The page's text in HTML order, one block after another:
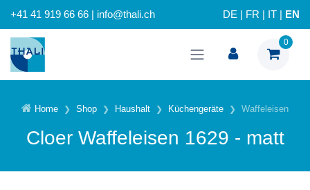
+41 41 919 66 66 | info@thali.ch DE FR IT EN
0
Home Shop Haushalt Küchengeräte Waffeleisen
Cloer Waffeleisen 1629 - matt